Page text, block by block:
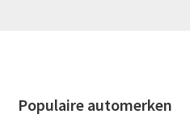
Footer
Populaire automerken